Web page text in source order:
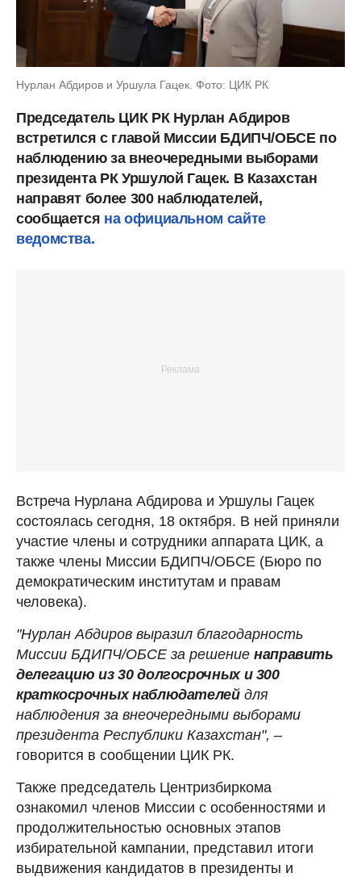
Нурлан Абдиров и Уршула Гацек. Фото: ЦИК РК
Председатель ЦИК РК Нурлан Абдиров
встретился с главой Миссии БДИПЧ/ОБСЕ по
наблюдению за внеочередными выборами
президента РК Уршулой Гацек. В Казахстан
направят более 300 наблюдателей,
сообщается на официальном сайте
ведомства.
Встреча Нурлана Абдирова и Уршулы Гацек
состоялась сегодня, 18 октября. В ней приняли
участие члены и сотрудники аппарата ЦИК, а
также члены Миссии БДИПЧ/ОБСЕ (Бюро по
демократическим институтам и правам
человека).
"Нурлан Абдиров выразил благодарность
Миссии БДИПЧ/ОБСЕ за решение направить
делегацию из 30 долгосрочных и 300
краткосрочных наблюдателейдля
наблюдения за внеочередными выборами
президента Республики Казахстан", –
говорится в сообщении ЦИК РК.
Также председатель Центризбиркома
ознакомил членов Миссии с особенностями и
продолжительностью основных этапов
избирательной кампании, представил итоги
выдвижения кандидатов в президенты и